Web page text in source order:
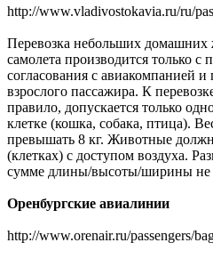
http://www.vladivostokavia.ru/ru/
Перевозка небольших
самолета производится только с
согласования с авиакомпанией
взрослого пассажира. К
правило, допускается только
клетке (кошка, собака, птица).
превышать 8 кг. Животные
(клетках) с доступом воздуха.
сумме длины/высоты/ширины не
Оренбургские авиалинии
http://www.orenair.ru/passengers/